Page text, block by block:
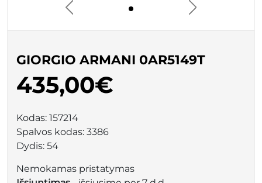
GIORGIO ARMANI 0AR5149T
435,00€
Kodas: 157214
Spalvos kodas: 3386
Dydis: 54
Nemokamas pristatymas